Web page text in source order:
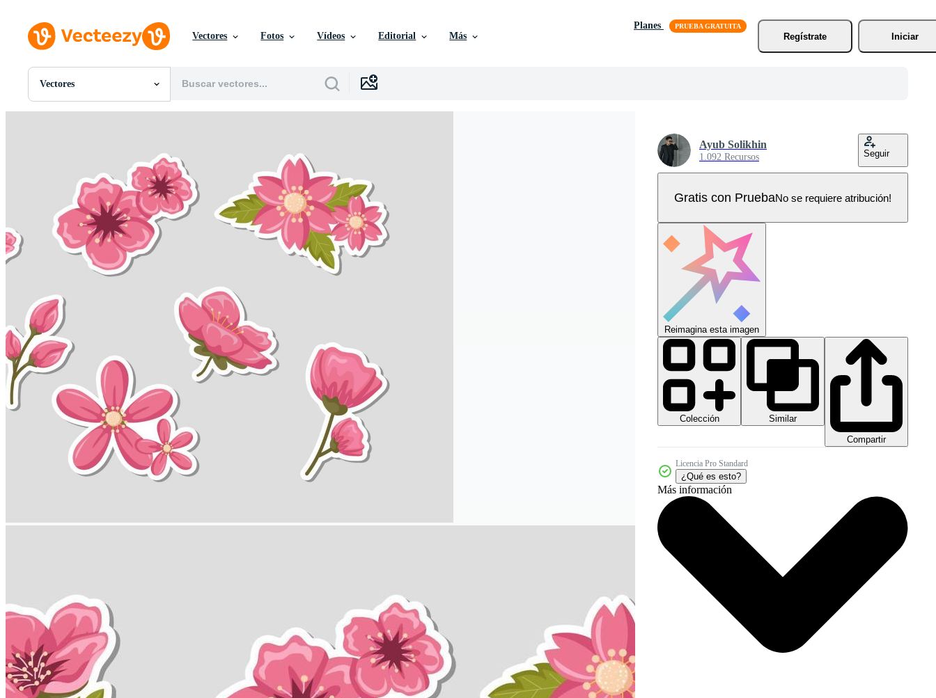
Vectores Fotos Vídeos Editorial Más
Planes
Regístrate
Iniciar
Vectores
Todas Imágenes
Plantillas
Vectores
Videos
Gráficos en Movimiento
Imágenes Editoriales
Eventos Editoriales
Ayub Solikhin
1.092 Recursos Seguir
Gratis con PruebaNo se requiere atribución!
Reimagina esta imagen
Colección
Similar
Compartir
Licencia Pro Standard
¿Qué es esto?
Más información